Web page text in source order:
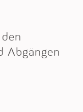
Abgängen